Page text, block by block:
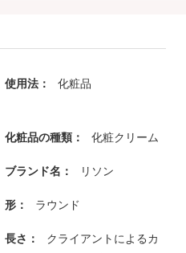
使用法： 化粧品
化粧品の種類： 化粧クリーム
ブランド名： リソン
形： ラウンド
長さ：
クライアントによるカ